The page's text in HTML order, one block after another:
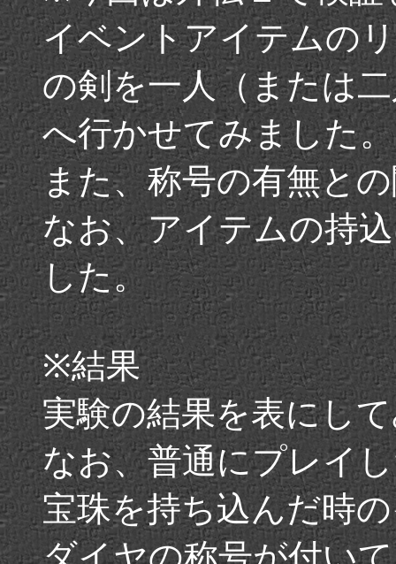
イベントアイテムの
の剣を一人（または
へ行かせてみました。
また、称号の有無と
なお、アイテムの持
した。
※結果
実験の結果を表にし
なお、普通にプレイ
宝珠を持ち込んだ時